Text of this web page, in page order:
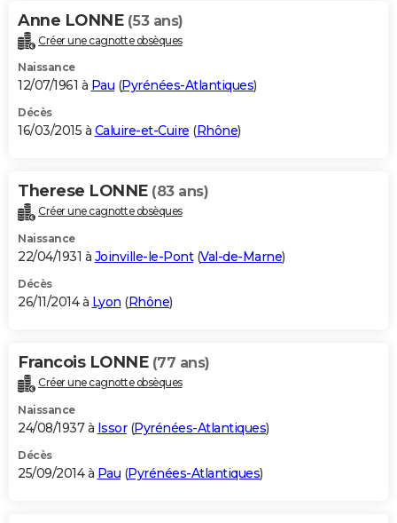
Anne LONNE (53 ans)
Créer une cagnotte obsèques
Naissance
12/07/1961 à Pau (Pyrénées-Atlantiques)
Décès
16/03/2015 à Caluire-et-Cuire (Rhône)
Therese LONNE (83 ans)
Créer une cagnotte obsèques
Naissance
22/04/1931 à Joinville-le-Pont(Val-de-Marne)
Décès
26/11/2014 à Lyon (Rhône)
Francois LONNE (77 ans)
Créer une cagnotte obsèques
Naissance
24/08/1937 à Issor(Pyrénées-Atlantiques)
Décès
25/09/2014 à Pau (Pyrénées-Atlantiques)